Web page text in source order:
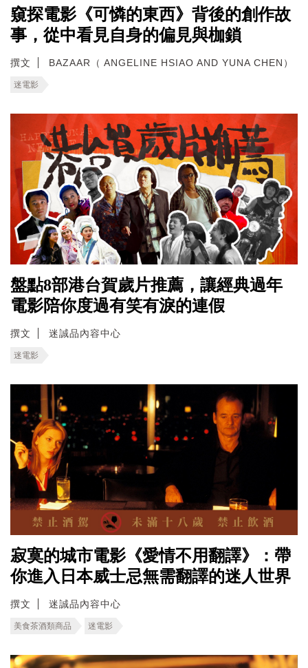
窺探電影《可憐的東西》背後的創作故
事，從中看見自身的偏見與枷鎖
撰文 BAZAAR（ ANGELINE HSIAO AND YUNA CHEN）
迷電影
盤點8部港台賀歲片推薦，讓經典過年
電影陪你度過有笑有淚的連假
撰文 迷誠品內容中心
迷電影
寂寞的城市電影《愛情不用翻譯》：帶
你進入日本威士忌無需翻譯的迷人世界
撰文 迷誠品內容中心
美食茶酒類商品 迷電影